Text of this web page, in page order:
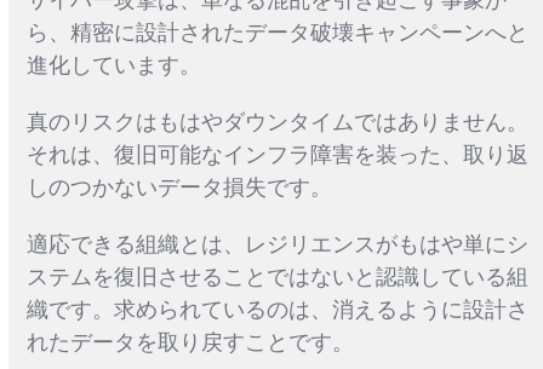
ら、精密に設計されたデータ破壊キャンペーンへと
進化しています。
真のリスクはもはやダウンタイムではありません。
それは、復旧可能なインフラ障害を装った、取り返
しのつかないデータ損失です。
適応できる組織とは、レジリエンスがもはや単にシ
ステムを復旧させることではないと認識している組
織です。求められているのは、消えるように設計さ
れたデータを取り戻すことです。